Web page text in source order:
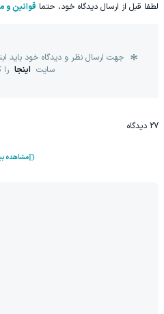
لطفا قبل از ارسال دیدگاه خود، حتما قوانین و
جهت ارسال نظر و دیدگاه خود باید
سایت اینجا
27 دیدگاه
مشاهده